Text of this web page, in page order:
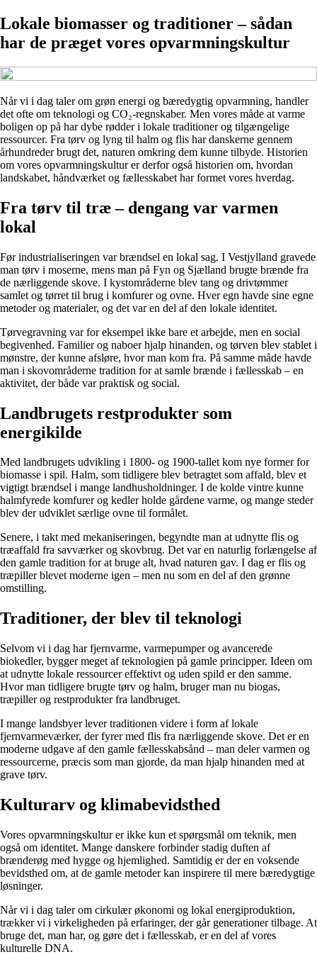
Lokale biomasser og traditioner – sådan
har de præget vores opvarmningskultur
Når vi i dag taler om grøn energi og bæredygtig opvarmning, handler
det ofte om teknologi og CO₂-regnskaber. Men vores måde at varme
boligen op på har dybe rødder i lokale traditioner og tilgængelige
ressourcer. Fra tørv og lyng til halm og flis har danskerne gennem
århundreder brugt det, naturen omkring dem kunne tilbyde. Historien
om vores opvarmningskultur er derfor også historien om, hvordan
landskabet, håndværket og fællesskabet har formet vores hverdag.
Fra tørv til træ – dengang var varmen
lokal
Før industrialiseringen var brændsel en lokal sag. I Vestjylland gravede
man tørv i moserne, mens man på Fyn og Sjælland brugte brænde fra
de nærliggende skove. I kystområderne blev tang og drivtømmer
samlet og tørret til brug i komfurer og ovne. Hver egn havde sine egne
metoder og materialer, og det var en del af den lokale identitet.
Tørvegravning var for eksempel ikke bare et arbejde, men en social
begivenhed. Familier og naboer hjalp hinanden, og tørven blev stablet i
mønstre, der kunne afsløre, hvor man kom fra. På samme måde havde
man i skovområderne tradition for at samle brænde i fællesskab – en
aktivitet, der både var praktisk og social.
Landbrugets restprodukter som
energikilde
Med landbrugets udvikling i 1800- og 1900-tallet kom nye former for
biomasse i spil. Halm, som tidligere blev betragtet som affald, blev et
vigtigt brændsel i mange landhusholdninger. I de kolde vintre kunne
halmfyrede komfurer og kedler holde gårdene varme, og mange steder
blev der udviklet særlige ovne til formålet.
Senere, i takt med mekaniseringen, begyndte man at udnytte flis og
træaffald fra savværker og skovbrug. Det var en naturlig forlængelse af
den gamle tradition for at bruge alt, hvad naturen gav. I dag er flis og
træpiller blevet moderne igen – men nu som en del af den grønne
omstilling.
Traditioner, der blev til teknologi
Selvom vi i dag har fjernvarme, varmepumper og avancerede
biokedler, bygger meget af teknologien på gamle principper. Ideen om
at udnytte lokale ressourcer effektivt og uden spild er den samme.
Hvor man tidligere brugte tørv og halm, bruger man nu biogas,
træpiller og restprodukter fra landbruget.
I mange landsbyer lever traditionen videre i form af lokale
fjernvarmeværker, der fyrer med flis fra nærliggende skove. Det er en
moderne udgave af den gamle fællesskabsånd – man deler varmen og
ressourcerne, præcis som man gjorde, da man hjalp hinanden med at
grave tørv.
Kulturarv og klimabevidsthed
Vores opvarmningskultur er ikke kun et spørgsmål om teknik, men
også om identitet. Mange danskere forbinder stadig duften af
brænderøg med hygge og hjemlighed. Samtidig er der en voksende
bevidsthed om, at de gamle metoder kan inspirere til mere bæredygtige
løsninger.
Når vi i dag taler om cirkulær økonomi og lokal energiproduktion,
trækker vi i virkeligheden på erfaringer, der går generationer tilbage. At
bruge det, man har, og gøre det i fællesskab, er en del af vores
kulturelle DNA.